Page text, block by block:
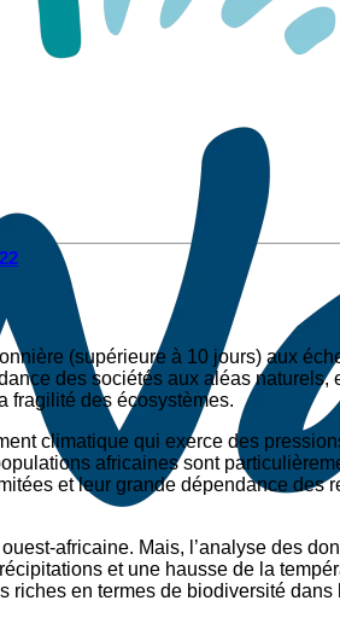
(supérieure à 10 jours) aux
des sociétés aux aléas
fragilité des écosystèmes.
climatique qui exerce des
africaines sont
et leur grande dépendance
africaine. Mais, l’analyse des
et une hausse de la
en termes de biodiversité